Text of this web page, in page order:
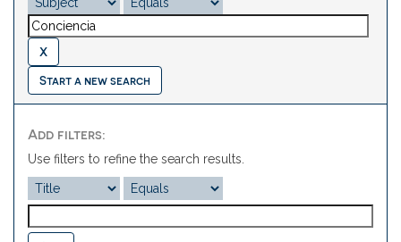
Start a new search
Add filters:
Use filters to refine the search results.